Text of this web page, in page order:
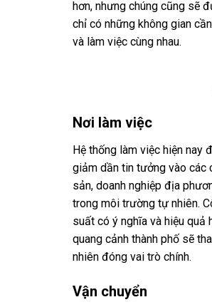
hơn, nhưng chúng cũng sẽ
chỉ có những không gian
và làm việc cùng nhau.
Nơi làm việc
Hệ thống làm việc hiện nay
giảm dần tin tưởng vào các
sản, doanh nghiệp địa
trong môi trường tự nhiên.
suất có ý nghĩa và hiệu quả
quang cảnh thành phố sẽ
nhiên đóng vai trò chính.
Vận chuyển